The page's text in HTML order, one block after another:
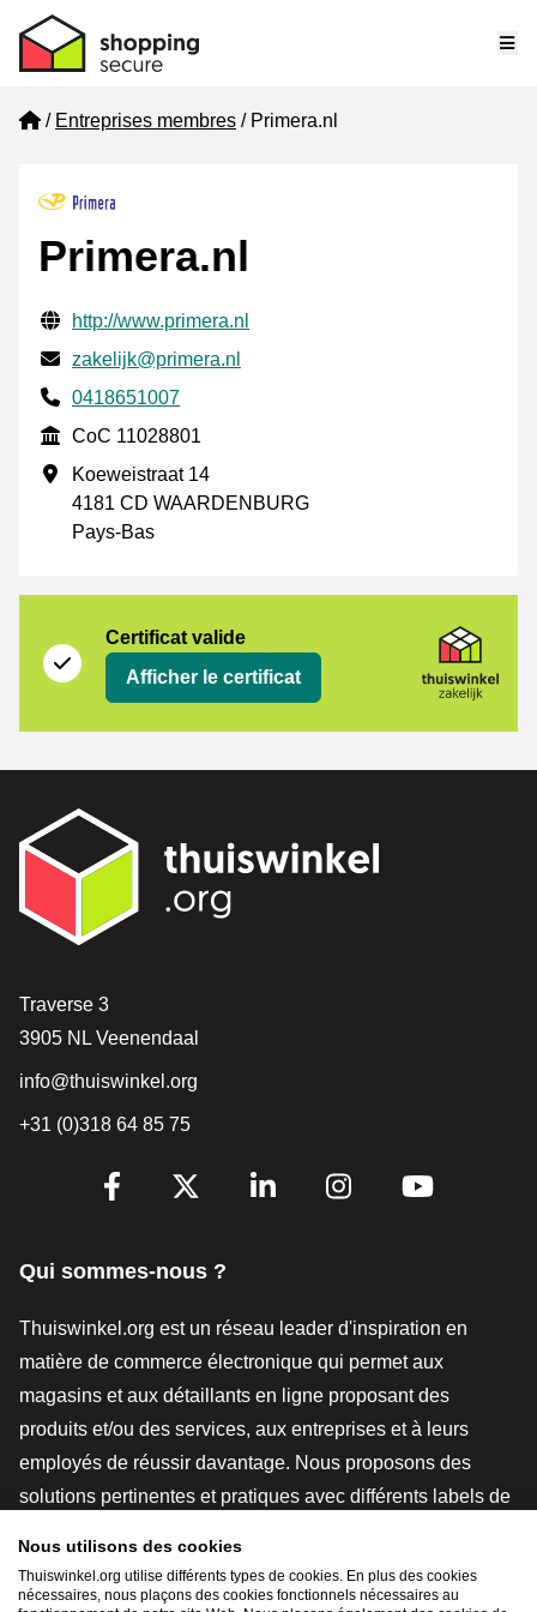
Home
Entreprises membres Primera.nl
Primera.nl
Informations de contact vérifiées
Website URL
http://www.primera.nl
E-mail
zakelijk@primera.nl
Phone number
0418651007
CoC
CoC 11028801
Adresse professionnelle
Koeweistraat 14
4181 CD WAARDENBURG
Pays-Bas
Certificat valide
Afficher le certificat
[_General:Contact]
Traverse 3
3905 NL Veenendaal
info@thuiswinkel.org
+31 (0)318 64 85 75
[_General:SocialMediaTitle]
Qui sommes-nous ?
Thuiswinkel.org est un réseau leader d'inspiration en
matière de commerce électronique qui permet aux
magasins et aux détaillants en ligne proposant des
produits et/ou des services, aux entreprises et à leurs
employés de réussir davantage. Nous proposons des
solutions pertinentes et pratiques avec différents labels de
conseils juridiques, des actions de sensibilisation, des
études de marché, et nous disposons de notre propre
Nous utilisons des cookies
Thuiswinkel.org utilise différents types de cookies. En plus des cookies
nécessaires, nous plaçons des cookies fonctionnels nécessaires au